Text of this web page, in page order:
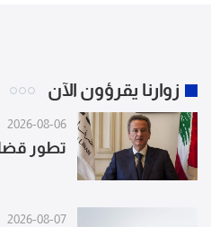
زوارنا يقرؤون الآن
2026-08-06
تطور
2026-08-07